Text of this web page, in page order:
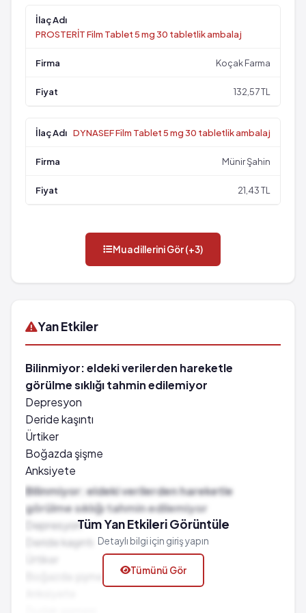
PROSTERİT Film Tablet 5 mg 30 tabletlik ambalaj
Koçak Farma
132,57 TL
DYNASEF Film Tablet 5 mg 30 tabletlik ambalaj
Münir Şahin
21,43 TL
Muadillerini Gör (+3)
Yan Etkiler
Bilinmiyor: eldeki verilerden hareketle
görülme sıklığı tahmin edilemiyor
Depresyon
Deride kaşıntı
Ürtiker
Boğazda şişme
Anksiyete
Dudak şişmesi
Dil şişmesi
Yüzde ödem
Hematospermi
Hipersensitivite
Anafilaktik reaksiyonlar
Bilinmiyor: eldeki verilerden hareketle
görülme sıklığı tahmin edilemiyor
Depresyon
Deride kaşıntı
Tüm Yan Etkileri Görüntüle
Detaylı bilgi için giriş yapın
Tümünü Gör